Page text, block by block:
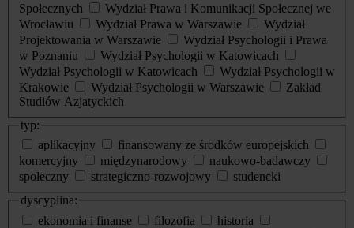
Społecznych
Wydział Prawa i Komunikacji Społecznej we
Wrocławiu
Wydział Prawa w Warszawie
Wydział
Projektowania w Warszawie
Wydział Psychologii i Prawa
w Poznaniu
Wydział Psychologii w Katowicach
Wydział Psychologii w Katowicach
Wydział Psychologii w
Krakowie
Wydział Psychologii w Warszawie
Zakład
Studiów Azjatyckich
typ:
aplikacyjny
finansowany ze środków europejskich
komercyjny
międzynarodowy
naukowo-badawczy
społeczny
strategiczno-rozwojowy
studencki
dyscyplina:
ekonomia i finanse
filozofia
historia